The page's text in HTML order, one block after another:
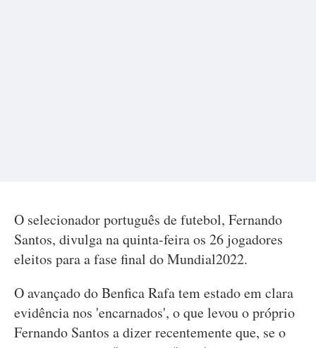
O selecionador português de futebol, Fernando
Santos, divulga na quinta-feira os 26 jogadores
eleitos para a fase final do Mundial2022.
O avançado do Benfica Rafa tem estado em clara
evidência nos 'encarnados', o que levou o próprio
Fernando Santos a dizer recentemente que, se o